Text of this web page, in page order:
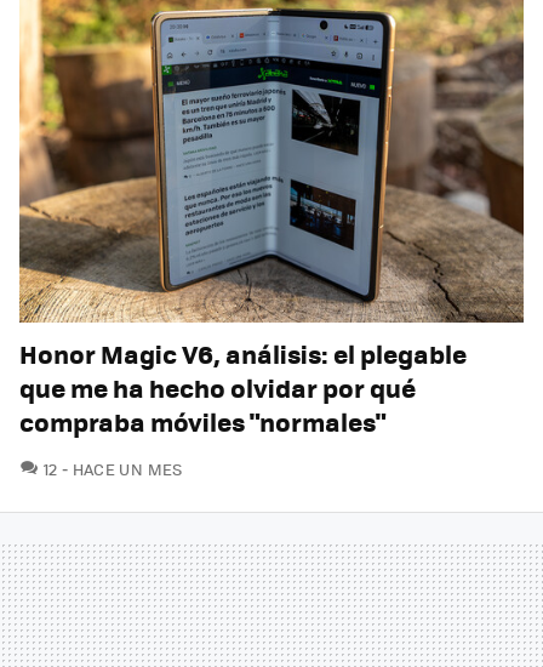
Honor Magic V6, análisis: el plegable
que me ha hecho olvidar por qué
compraba móviles "normales"
12 COMENTARIOS
HACE UN MES